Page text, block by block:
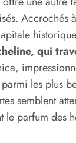
Accrochés
qui
les plus
semblent
parfum des